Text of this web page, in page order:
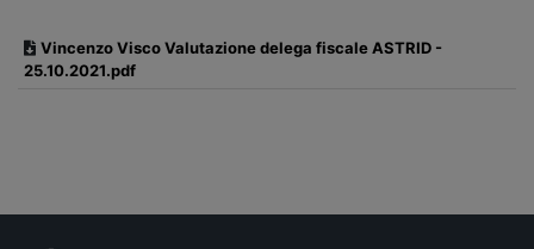
Vincenzo Visco Valutazione delega fiscale ASTRID -
25.10.2021.pdf